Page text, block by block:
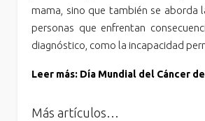
mama, sino que también se aborda
personas que enfrentan
diagnóstico, como la incapacidad
Leer más: Día Mundial del Cáncer
Más artículos…